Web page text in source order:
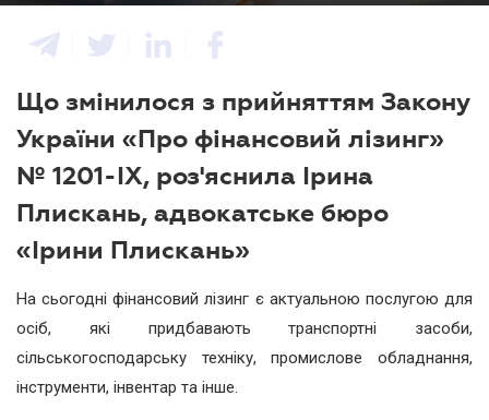
Що змінилося з прийняттям Закону
України «Про фінансовий лізинг»
№ 1201-ІХ, роз'яснила Ірина
Плискань, адвокатське бюро
«Ірини Плискань»
На сьогодні фінансовий лізинг є актуальною послугою для
осіб, які придбавають транспортні засоби,
сільськогосподарську техніку, промислове обладнання,
інструменти, інвентар та інше.